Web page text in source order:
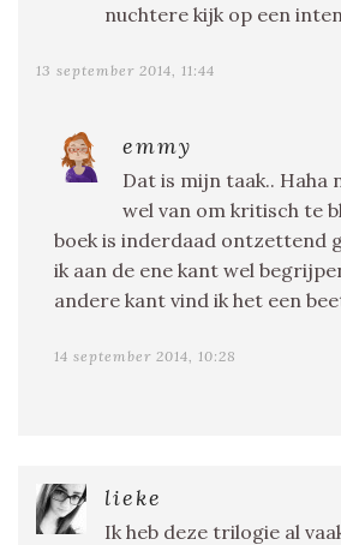
nuchtere kijk op een
13 september 2014, 11:44
emmy
Dat is mijn taak.. Haha
wel van om kritisch te
boek is inderdaad ontzettend
ik aan de ene kant wel
andere kant vind ik het een
14 september 2014, 10:28
lieke
Ik heb deze trilogie al